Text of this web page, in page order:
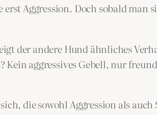
Aggression. Doch sobald man
der andere Hund ähnliches
aggressives Gebell, nur
die sowohl Aggression als